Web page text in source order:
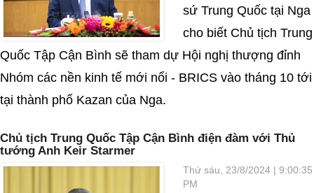
sứ Trung Quốc tại Nga
cho biết Chủ tịch Trung
Quốc Tập Cận Bình sẽ tham dự Hội nghị thượng đỉnh
Nhóm các nền kinh tế mới nổi - BRICS vào tháng 10 tới
tại thành phố Kazan của Nga.
Chủ tịch Trung Quốc Tập Cận Bình điện đàm với Thủ
tướng Anh Keir Starmer
Thứ sáu, 23/8/2024 | 9:00:35
PM